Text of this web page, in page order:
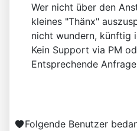
Wer nicht über den
kleines "Thänx"
nicht wundern, künftig
Kein Support via PM
Entsprechende
Folgende Benutzer